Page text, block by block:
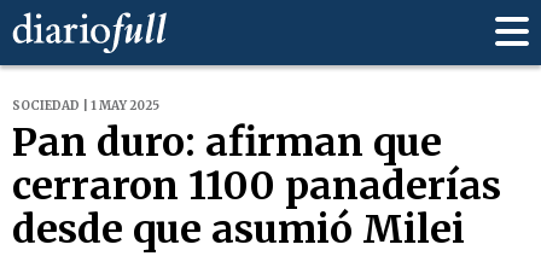
SOCIEDAD | 1 MAY 2025
Pan duro: afirman que
cerraron 1100 panaderías
desde que asumió Milei